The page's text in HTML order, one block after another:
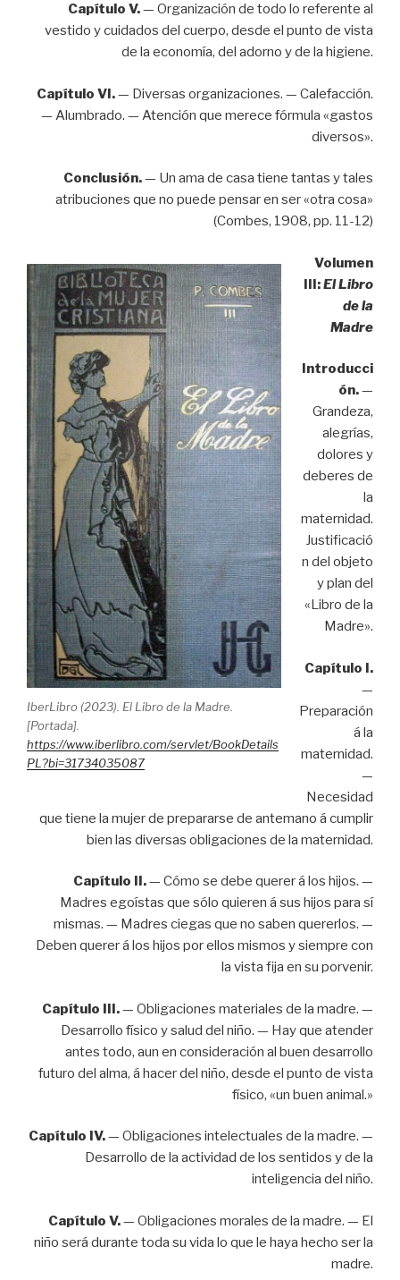
Capítulo V.— Organización de todo lo referente al
vestido y cuidados del cuerpo, desde el punto de vista
de la economía, del adorno y de la higiene.
Capítulo VI.— Diversas organizaciones. — Calefacción.
— Alumbrado. — Atención que merece fórmula «gastos
diversos».
Conclusión.— Un ama de casa tiene tantas y tales
atribuciones que no puede pensar en ser «otra cosa»
(Combes, 1908, pp. 11-12)
IberLibro (2023). El Libro de la Madre.
[Portada].
https://www.iberlibro.com/servlet/BookDetails
PL?bi=31734035087
Volumen
III:El Libro
de la
Madre
Introducci
ón.—
Grandeza,
alegrías,
dolores y
deberes de
la
maternidad.
Justificació
n del objeto
y plan del
«Libro de la
Madre».
Capítulo I.
—
Preparación
á la
maternidad.
—
Necesidad
que tiene la mujer de prepararse de antemano á cumplir
bien las diversas obligaciones de la maternidad.
Capítulo II.— Cómo se debe querer á los hijos. —
Madres egoístas que sólo quieren á sus hijos para sí
mismas. — Madres ciegas que no saben quererlos. —
Deben querer á los hijos por ellos mismos y siempre con
la vista fija en su porvenir.
Capítulo III.— Obligaciones materiales de la madre. —
Desarrollo físico y salud del niño. — Hay que atender
antes todo, aun en consideración al buen desarrollo
futuro del alma, á hacer del niño, desde el punto de vista
físico, «un buen animal.»
Capítulo IV.— Obligaciones intelectuales de la madre. —
Desarrollo de la actividad de los sentidos y de la
inteligencia del niño.
Capítulo V.— Obligaciones morales de la madre. — El
niño será durante toda su vida lo que le haya hecho ser la
madre.